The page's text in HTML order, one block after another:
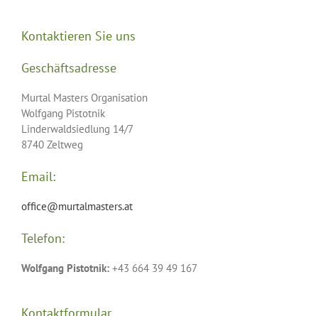
Kontaktieren Sie uns
Geschäftsadresse
Murtal Masters Organisation
Wolfgang Pistotnik
Linderwaldsiedlung 14/7
8740 Zeltweg
Email:
office@murtalmasters.at
Telefon:
Wolfgang Pistotnik: +43 664 39 49 167